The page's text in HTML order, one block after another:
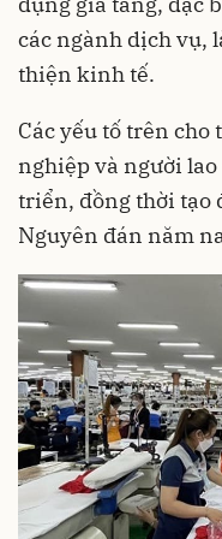
các ngành dịch vụ,
thiện kinh tế.
Các yếu tố trên
nghiệp và người
triển, đồng thời tạo
Nguyên đán năm